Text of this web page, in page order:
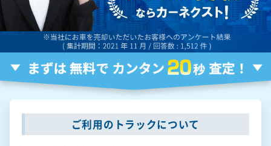
ご利用のトラックについて